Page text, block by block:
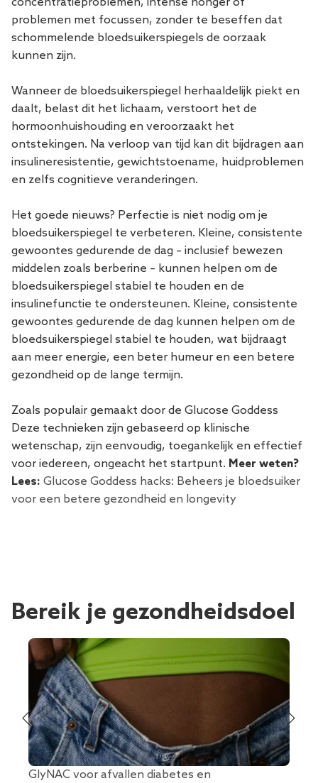
problemen met focussen, zonder te beseffen dat
schommelende bloedsuikerspiegels de oorzaak
kunnen zijn.
Wanneer de bloedsuikerspiegel herhaaldelijk piekt en
daalt, belast dit het lichaam, verstoort het de
hormoonhuishouding en veroorzaakt het
ontstekingen. Na verloop van tijd kan dit bijdragen aan
insulineresistentie, gewichtstoename, huidproblemen
en zelfs cognitieve veranderingen.
Het goede nieuws? Perfectie is niet nodig om je
bloedsuikerspiegel te verbeteren. Kleine, consistente
gewoontes gedurende de dag – inclusief bewezen
middelen zoals berberine – kunnen helpen om de
bloedsuikerspiegel stabiel te houden en de
insulinefunctie te ondersteunen. Kleine, consistente
gewoontes gedurende de dag kunnen helpen om de
bloedsuikerspiegel stabiel te houden, wat bijdraagt ​​
aan meer energie, een beter humeur en een betere
gezondheid op de lange termijn.
Zoals populair gemaakt door de Glucose Goddess
Deze technieken zijn gebaseerd op klinische
wetenschap, zijn eenvoudig, toegankelijk en effectief
voor iedereen, ongeacht het startpunt. Meer weten?
Lees: Glucose Goddess hacks: Beheers je bloedsuiker
voor een betere gezondheid en longevity
Bereik je gezondheidsdoel
GlyNAC voor afvallen diabetes en